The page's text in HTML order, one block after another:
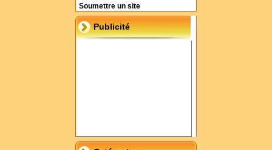
Soumettre un site
Publicité